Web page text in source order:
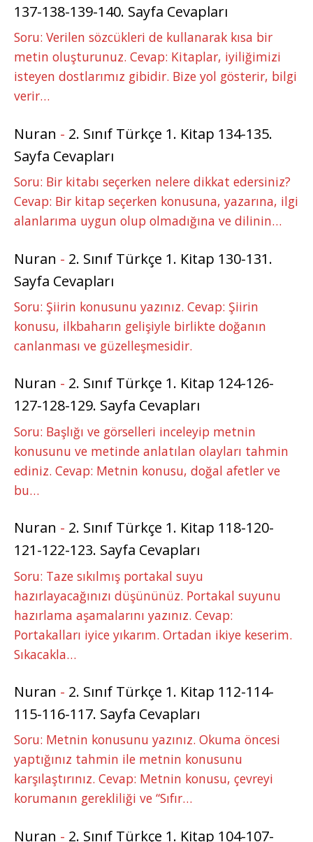
137-138-139-140. Sayfa Cevapları
Soru: Verilen sözcükleri de kullanarak kısa bir
metin oluşturunuz. Cevap: Kitaplar, iyiliğimizi
isteyen dostlarımız gibidir. Bize yol gösterir, bilgi
verir…
Nuran - 2. Sınıf Türkçe 1. Kitap 134-135.
Sayfa Cevapları
Soru: Bir kitabı seçerken nelere dikkat edersiniz?
Cevap: Bir kitap seçerken konusuna, yazarına, ilgi
alanlarıma uygun olup olmadığına ve dilinin…
Nuran - 2. Sınıf Türkçe 1. Kitap 130-131.
Sayfa Cevapları
Soru: Şiirin konusunu yazınız. Cevap: Şiirin
konusu, ilkbaharın gelişiyle birlikte doğanın
canlanması ve güzelleşmesidir.
Nuran - 2. Sınıf Türkçe 1. Kitap 124-126-
127-128-129. Sayfa Cevapları
Soru: Başlığı ve görselleri inceleyip metnin
konusunu ve metinde anlatılan olayları tahmin
ediniz. Cevap: Metnin konusu, doğal afetler ve
bu…
Nuran - 2. Sınıf Türkçe 1. Kitap 118-120-
121-122-123. Sayfa Cevapları
Soru: Taze sıkılmış portakal suyu
hazırlayacağınızı düşününüz. Portakal suyunu
hazırlama aşamalarını yazınız. Cevap:
Portakalları iyice yıkarım. Ortadan ikiye keserim.
Sıkacakla…
Nuran - 2. Sınıf Türkçe 1. Kitap 112-114-
115-116-117. Sayfa Cevapları
Soru: Metnin konusunu yazınız. Okuma öncesi
yaptığınız tahmin ile metnin konusunu
karşılaştırınız. Cevap: Metnin konusu, çevreyi
korumanın gerekliliği ve “Sıfır…
Nuran - 2. Sınıf Türkçe 1. Kitap 104-107-